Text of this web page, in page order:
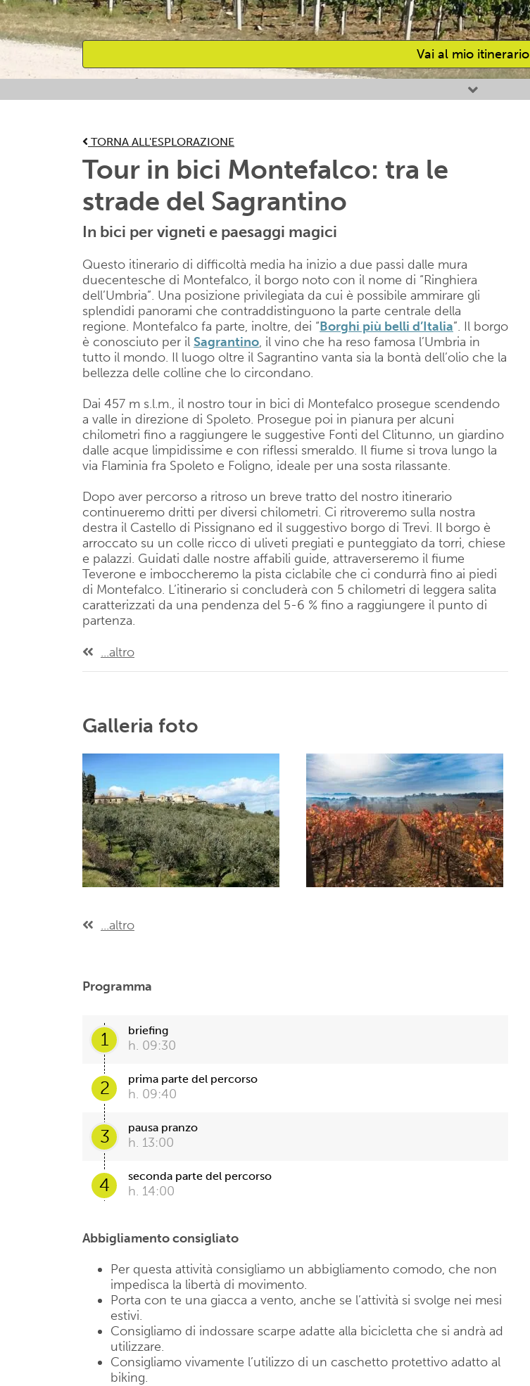
Vai al mio itinerario
Attività preferite
TORNA ALL'ESPLORAZIONE
Tour in bici Montefalco: tra le
strade del Sagrantino
In bici per vigneti e paesaggi magici
Questo itinerario di difficoltà media ha inizio a due passi dalle mura
duecentesche di Montefalco, il borgo noto con il nome di “Ringhiera
dell’Umbria”. Una posizione privilegiata da cui è possibile ammirare gli
splendidi panorami che contraddistinguono la parte centrale della
regione. Montefalco fa parte, inoltre, dei “Borghi più belli d’Italia”. Il borgo
è conosciuto per il Sagrantino, il vino che ha reso famosa l’Umbria in
tutto il mondo. Il luogo oltre il Sagrantino vanta sia la bontà dell’olio che la
bellezza delle colline che lo circondano.
Dai 457 m s.l.m., il nostro tour in bici di Montefalco prosegue scendendo
a valle in direzione di Spoleto. Prosegue poi in pianura per alcuni
chilometri fino a raggiungere le suggestive Fonti del Clitunno, un giardino
dalle acque limpidissime e con riflessi smeraldo. Il fiume si trova lungo la
via Flaminia fra Spoleto e Foligno, ideale per una sosta rilassante.
Dopo aver percorso a ritroso un breve tratto del nostro itinerario
continueremo dritti per diversi chilometri. Ci ritroveremo sulla nostra
destra il Castello di Pissignano ed il suggestivo borgo di Trevi. Il borgo è
arroccato su un colle ricco di uliveti pregiati e punteggiato da torri, chiese
e palazzi. Guidati dalle nostre affabili guide, attraverseremo il fiume
Teverone e imboccheremo la pista ciclabile che ci condurrà fino ai piedi
di Montefalco. L’itinerario si concluderà con 5 chilometri di leggera salita
caratterizzati da una pendenza del 5-6 % fino a raggiungere il punto di
partenza.
...altro
Galleria foto
...altro
Programma
1 briefing
h. 09:30
2 prima parte del percorso
h. 09:40
3 pausa pranzo
h. 13:00
4 seconda parte del percorso
h. 14:00
Abbigliamento consigliato
Per questa attività consigliamo un abbigliamento comodo, che non
impedisca la libertà di movimento.
Porta con te una giacca a vento, anche se l’attività si svolge nei mesi
estivi.
Consigliamo di indossare scarpe adatte alla bicicletta che si andrà ad
utilizzare.
Consigliamo vivamente l’utilizzo di un caschetto protettivo adatto al
biking.